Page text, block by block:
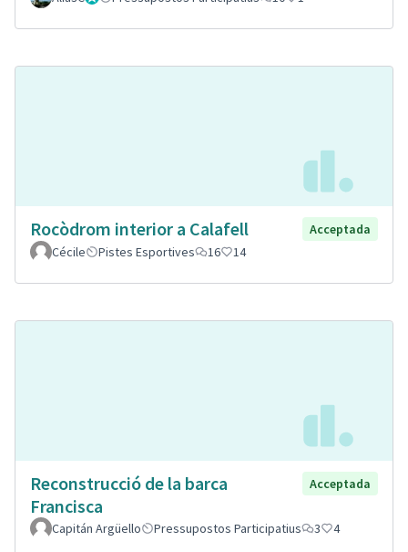
Rocòdrom interior a Calafell
Acceptada
Cécile
Pistes Esportives 16 14
Reconstrucció de la barca
Francisca
Acceptada
Capitán Argüello Pressupostos Participatius 3 4